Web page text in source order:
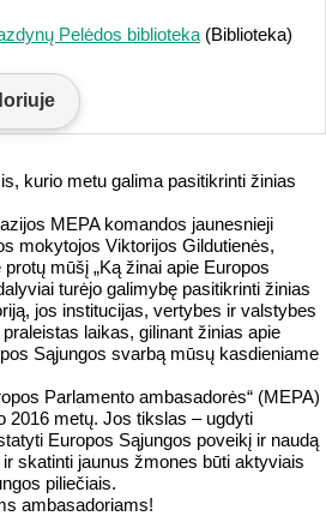
Pelėdos biblioteka (Biblioteka)
kurio metu galima pasitikrinti žinias
MEPA komandos jaunesnieji
mokytojos Viktorijos Gildutienės,
mūšį „Ką žinai apie Europos
turėjo galimybę pasitikrinti žinias
jos institucijas, vertybes ir valstybes
laikas, gilinant žinias apie
Sąjungos svarbą mūsų kasdieniame
Parlamento ambasadorės“ (MEPA)
2016 metų. Jos tikslas – ugdyti
Europos Sąjungos poveikį ir naudą
skatinti jaunus žmones būti aktyviais
piliečiais.
ambasadoriams!